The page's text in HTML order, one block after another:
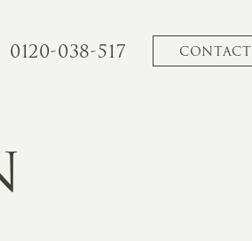
0120-038-517 CONTACT